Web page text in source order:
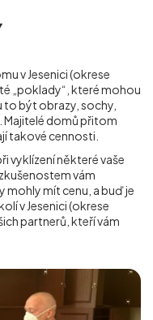
v Jesenici (okrese
„poklady“, které mohou
být obrazy, sochy,
domů přitom
takové cennosti.
vyklízení některé vaše
vám
mít cenu, a buď je
v Jesenici (okrese
partnerů, kteří vám